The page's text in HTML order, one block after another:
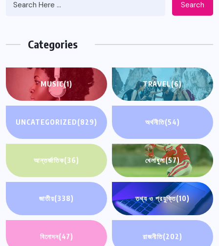
Search
Categories
MUSIC(1) TRAVEL(6)
UNCATEGORIZED(829) অর্থনীতি(54)
আন্তর্জাতিক(36) খেলাধুলা(57)
জাতীয়(338) তথ্য ও প্রযুক্তি(10)
বিনোদন(47) রাজনীতি(202)